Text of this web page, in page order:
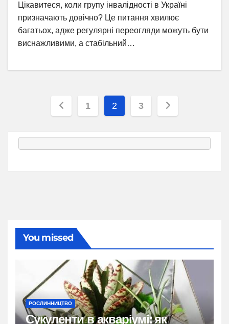
Цікавитеся, коли групу інвалідності в Україні
призначають довічно? Це питання хвилює
багатьох, адже регулярні переогляди можуть бути
виснажливими, а стабільний…
Пагінація
1 2 3
You missed
РОСЛИННИЦТВО
Сукуленти в акваріумі: як